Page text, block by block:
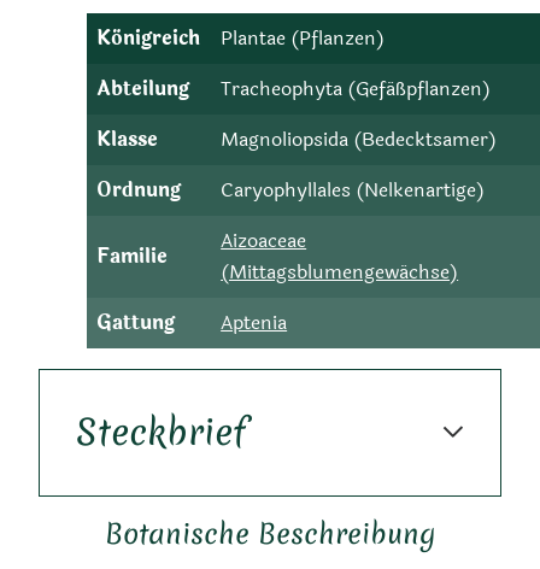
Königreich
Plantae (Pflanzen)
Abteilung
Tracheophyta (Gefäßpflanzen)
Klasse
Magnoliopsida (Bedecktsamer)
Ordnung
Caryophyllales (Nelkenartige)
Familie
Aizoaceae
(Mittagsblumengewächse)
Gattung
Aptenia
Steckbrief
Botanische Beschreibung